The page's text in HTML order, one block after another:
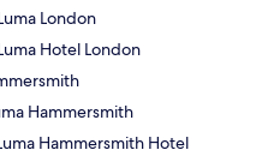
London
Hotel London
Hammersmith
Hammersmith Hotel